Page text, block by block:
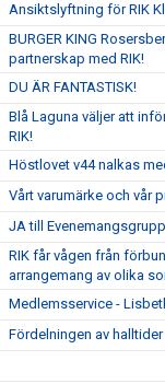
Ansiktslyftning för RIK
BURGER KING
partnerskap med RIK!
DU ÄR FANTASTISK!
Blå Laguna väljer att
RIK!
Höstlovet v44 nalkas
Vårt varumärke och vår
JA till
RIK får vågen från
arrangemang av olika
Medlemsservice -
Fördelningen av